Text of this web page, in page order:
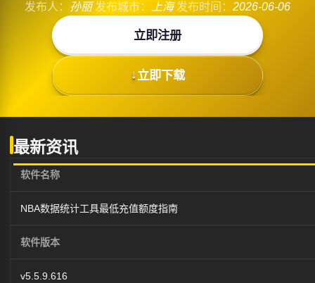
发布人： 孙丽 发布城市： 上海 发布时间： 2026-06-06
立即注册
立即下载
最新资讯
软件名称
NBA数据统计工具最低充值额度指南
软件版本
v5.5.9.616